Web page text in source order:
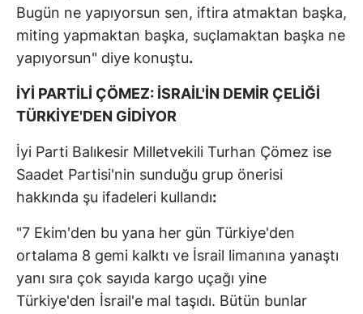
Bugün ne yapıyorsun sen, iftira atmaktan başka,
miting yapmaktan başka, suçlamaktan başka ne
yapıyorsun" diye konuştu.
İYİ PARTİLİ ÇÖMEZ: İSRAİL'İN DEMİR ÇELİĞİ
TÜRKİYE'DEN GİDİYOR
İyi Parti Balıkesir Milletvekili Turhan Çömez ise
Saadet Partisi'nin sunduğu grup önerisi
hakkında şu ifadeleri kullandı:
"7 Ekim'den bu yana her gün Türkiye'den
ortalama 8 gemi kalktı ve İsrail limanına yanaştı
yanı sıra çok sayıda kargo uçağı yine
Türkiye'den İsrail'e mal taşıdı. Bütün bunlar